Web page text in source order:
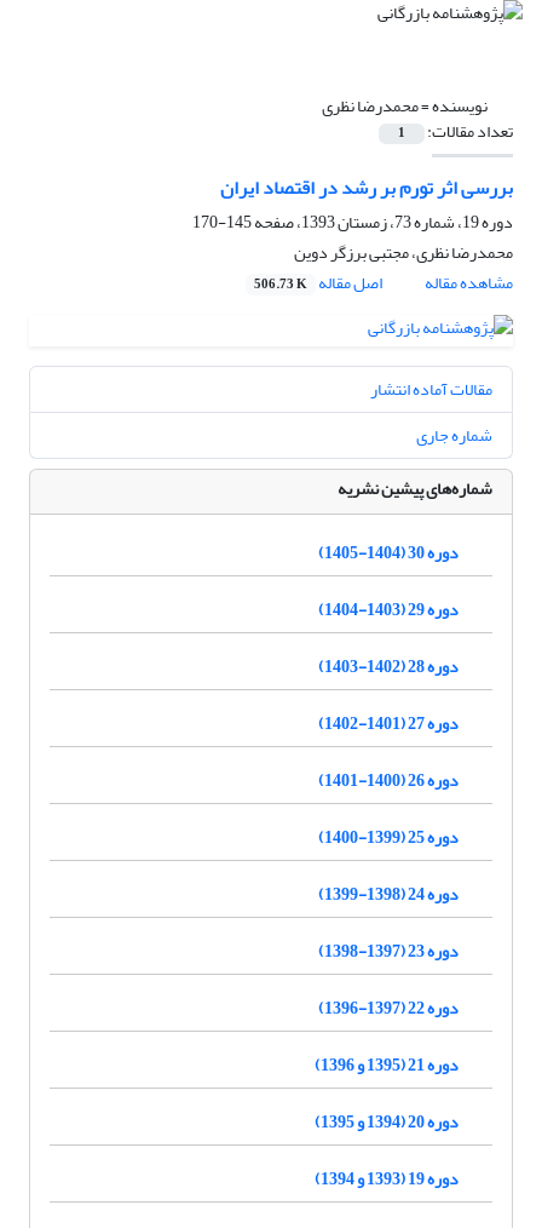
نویسنده =محمدرضا نظری
تعداد مقالات: 1
بررسی اثر تورم بر رشد در اقتصاد ایران
دوره 19، شماره 73، زمستان 1393، صفحه
145-170
محمدرضا نظری، مجتبی برزگر دوین
مشاهده مقاله
اصل مقاله 506.73 K
مقالات آماده انتشار
شماره جاری
شماره‌های پیشین نشریه
دوره 30 (1404-1405)
دوره 29 (1403-1404)
دوره 28 (1402-1403)
دوره 27 (1401-1402)
دوره 26 (1400-1401)
دوره 25 (1399-1400)
دوره 24 (1398-1399)
دوره 23 (1397-1398)
دوره 22 (1397-1396)
دوره 21 (1395 و 1396)
دوره 20 (1394 و 1395)
دوره 19 (1393 و 1394)